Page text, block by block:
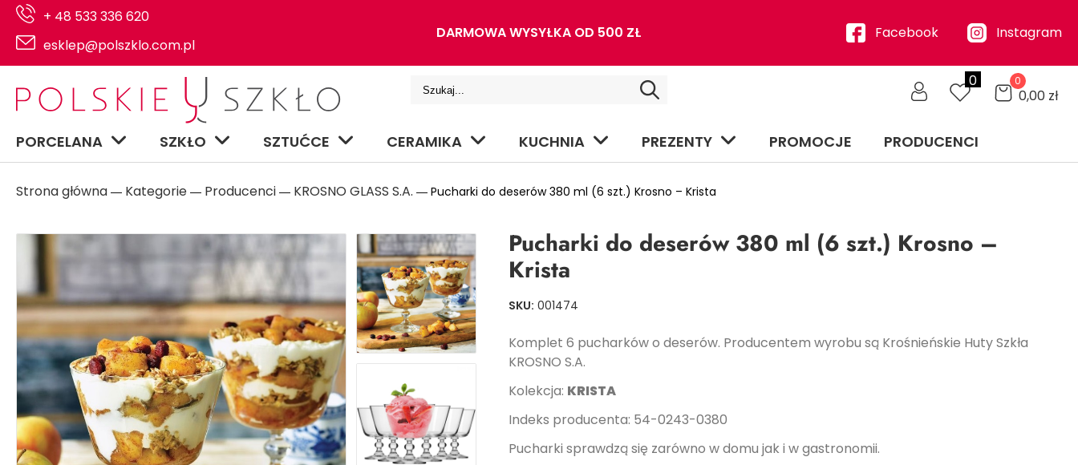
+ 48 533 336 620
esklep@polszklo.com.pl
DARMOWA WYSYŁKA OD 500 ZŁ Facebook Instagram
0 0
0,00 zł
PORCELANA SZKŁO SZTUĆCE CERAMIKA KUCHNIA PREZENTY PROMOCJE PRODUCENCI
Strona główna ― Kategorie ― Producenci ― KROSNO GLASS S.A. ― Pucharki do deserów 380 ml (6 szt.) Krosno – Krista
Pucharki do deserów 380 ml (6 szt.) Krosno –
Krista
SKU: 001474
Komplet 6 pucharków o deserów. Producentem wyrobu są Krośnieńskie Huty Szkła
KROSNO S.A.
Kolekcja: KRISTA
Indeks producenta: 54-0243-0380
Pucharki sprawdzą się zarówno w domu jak i w gastronomii.